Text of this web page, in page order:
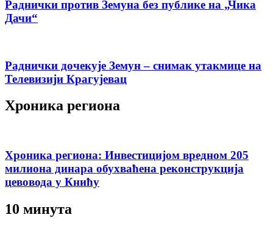
Раднички против Земуна без публике на „Чика
Дачи“
Раднички дочекује Земун – снимак утакмице на
Телевизији Крагујевац
Хроника региона
Хроника региона: Инвестицијом вредном 205
милиона динара обухваћена реконструкција
цевовода у Книћу
10 минута